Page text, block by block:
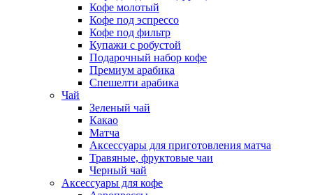
Кофе молотый
Кофе под эспрессо
Кофе под фильтр
Купажи с робустой
Подарочный набор кофе
Премиум арабика
Спешелти арабика
Чай
Зеленый чай
Какао
Матча
Аксессуары для приготовления матча
Травяные, фруктовые чаи
Черный чай
Аксессуары для кофе